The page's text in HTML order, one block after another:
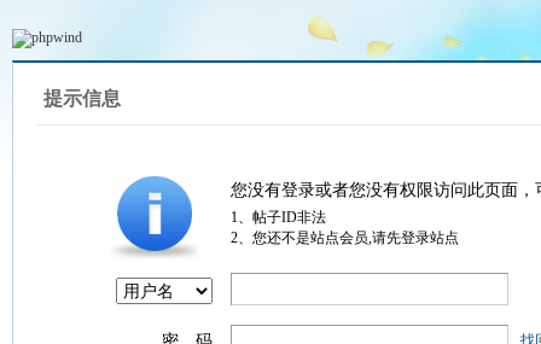
提示信息
您没有登录或者您没有权限访问此页面
1、帖子ID非法
2、您还不是站点会员,请先登录站点
找